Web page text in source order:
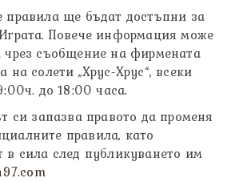
ще бъдат достъпни за
Повече информация може
чрез съобщение на фирмената
на солети „Хрус-Хрус“, всеки
до 18:00 часа.
си запазва правото да променя
правила, като
в сила след публикуването им